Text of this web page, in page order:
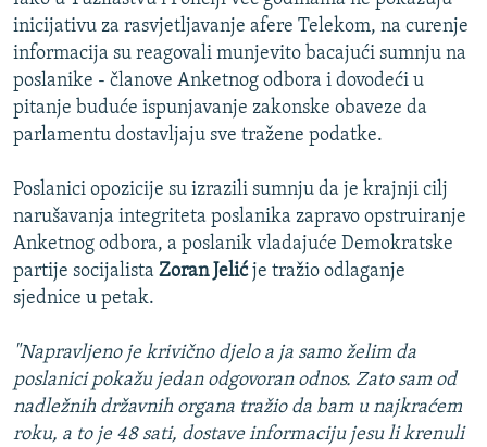
inicijativu za rasvjetljavanje afere Telekom, na curenje
informacija su reagovali munjevito bacajući sumnju na
poslanike - članove Anketnog odbora i dovodeći u
pitanje buduće ispunjavanje zakonske obaveze da
parlamentu dostavljaju sve tražene podatke.
Poslanici opozicije su izrazili sumnju da je krajnji cilj
narušavanja integriteta poslanika zapravo opstruiranje
Anketnog odbora, a poslanik vladajuće Demokratske
partije socijalista Zoran Jelićje tražio odlaganje
sjednice u petak.
"Napravljeno je krivično djelo a ja samo želim da
poslanici pokažu jedan odgovoran odnos. Zato sam od
nadležnih državnih organa tražio da bam u najkraćem
roku, a to je 48 sati, dostave informaciju jesu li krenuli